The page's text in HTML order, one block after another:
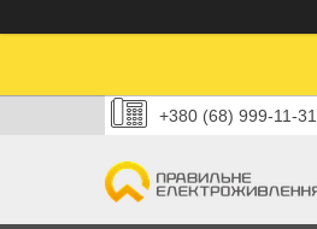
+380 (68) 999-11-31